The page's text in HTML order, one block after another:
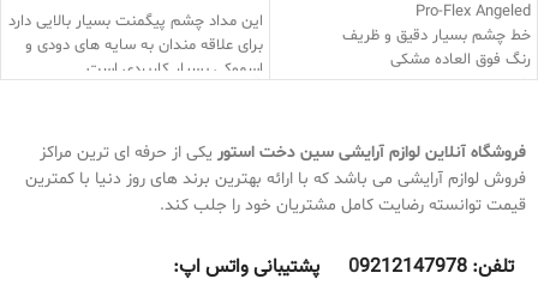
Pro-Flex Angeled
خط چشم بسیار دقیق و ظریف
رنگ فوق العاده مشکی
این مدل خط چشم شیگلم ضد آب بوده
ماندگاری بسیار بالا
فینیش بسیار ماتی دارد
این مداد چشم پیگمنت بسیار بالایی دارد
برای علاقه مندان به سایه های دودی و
اسموکی بسیار کاربردی است
برای چشم های حساس بسیار مناسب
باعث اشک و اذیت چشم نمیشود
حاوی ویتامین ای
ماندگاری فوق العده بالا
بسیار نرم و روان است
فروشگاه آنلاین لوازم آرایشی سین دخت استور یکی از حرفه ای ترین مراکز
فروش لوازم آرایشی می باشد که با ارائه بهترین برند های روز دنیا با کمترین
قیمت توانسته رضایت کامل مشتریان خود را جلب کند.
تلفن: 09212147978 پشتیبانی واتس اپ: